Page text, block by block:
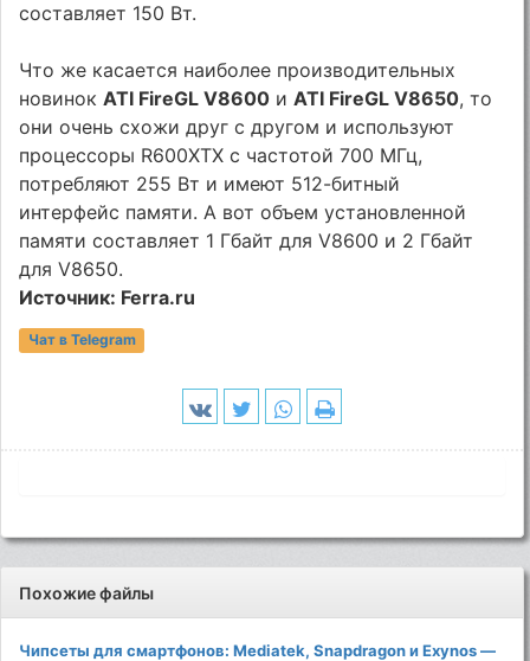
составляет 150 Вт.
Что же касается наиболее производительных
новинокATI FireGL V8600 иATI FireGL V8650, то
они очень схожи друг с другом и используют
процессоры R600XTX с частотой 700 МГц,
потребляют 255 Вт и имеют 512-битный
интерфейс памяти. А вот объем установленной
памяти составляет 1 Гбайт для V8600 и 2 Гбайт
для V8650.
Источник: Ferra.ru
Чат в Telegram
Похожие файлы
Чипсеты для смартфонов: Mediatek, Snapdragon и Exynos —